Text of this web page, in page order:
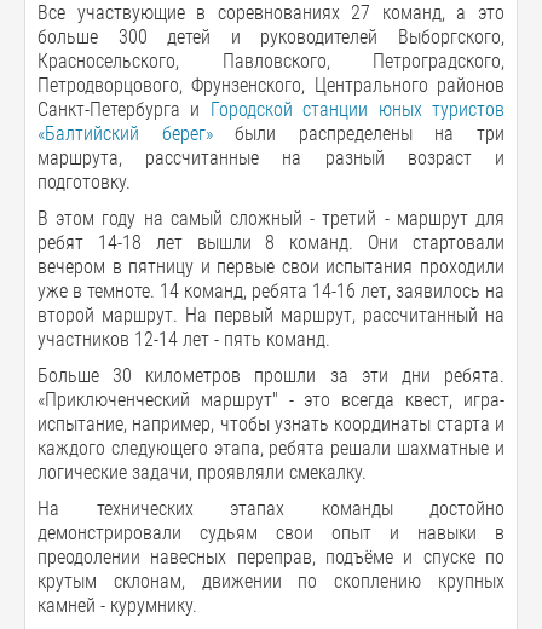
Все участвующие в соревнованиях 27 команд, а это
больше 300 детей и руководителей Выборгского,
Красносельского, Павловского, Петроградского,
Петродворцового, Фрунзенского, Центрального районов
Санкт-Петербурга и Городской станции юных туристов
«Балтийский берег»были распределены на три
маршрута, рассчитанные на разный возраст и
подготовку.
В этом году на самый сложный - третий - маршрут для
ребят 14-18 лет вышли 8 команд. Они стартовали
вечером в пятницу и первые свои испытания проходили
уже в темноте. 14 команд, ребята 14-16 лет, заявилось на
второй маршрут. На первый маршрут, рассчитанный на
участников 12-14 лет - пять команд.
Больше 30 километров прошли за эти дни ребята.
«Приключенческий маршрут" - это всегда квест, игра-
испытание, например, чтобы узнать координаты старта и
каждого следующего этапа, ребята решали шахматные и
логические задачи, проявляли смекалку.
На технических этапах команды достойно
демонстрировали судьям свои опыт и навыки в
преодолении навесных переправ, подъёме и спуске по
крутым склонам, движении по скоплению крупных
камней - курумнику.